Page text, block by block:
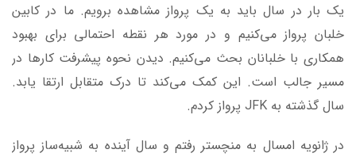
یک بار در سال باید به یک پرواز مشاهده برویم. ما در کابین
خلبان پرواز می‌کنیم و در مورد هر نقطه احتمالی برای بهبود
همکاری با خلبانان بحث می‌کنیم. دیدن نحوه پیشرفت کارها در
مسیر جالب است. این کمک می‌کند تا درک متقابل ارتقا یابد.
سال گذشته به JFK پرواز کردم.
در ژانویه امسال به منچستر رفتم و سال آینده به شبیه‌ساز پرواز